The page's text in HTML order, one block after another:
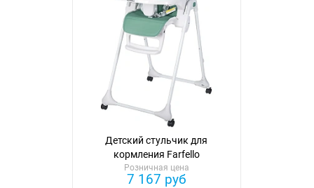
Детский стульчик для
кормления Farfello
Мечтательный / Dreamy
Розничная цена
7 167 руб